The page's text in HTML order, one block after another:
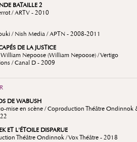
BATAILLE 2
/ ARTV - 2010
/ Nish Media / APTN - 2008-2011
DE LA JUSTICE
Nepoose (William Nepoose) / Vertigo
/ Canal D - 2009
DE WABUSH
mise en scène / Coproduction Théâtre Ondinnok
ET L'ÉTOILE DISPARUE
Théâtre Ondinnok / Vox Théâtre - 2018